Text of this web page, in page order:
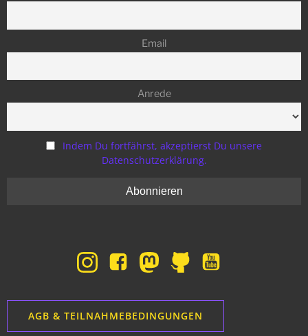
Email
Anrede
Indem Du fortfährst, akzeptierst Du unsere
Datenschutzerklärung.
AGB & TEILNAHMEBEDINGUNGEN